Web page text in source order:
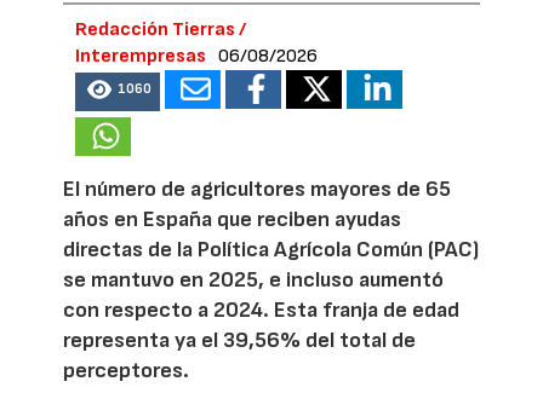
Redacción Tierras /
Interempresas
06/08/2026
1060
El número de agricultores mayores de 65
años en España que reciben ayudas
directas de la Política Agrícola Común (PAC)
se mantuvo en 2025, e incluso aumentó
con respecto a 2024. Esta franja de edad
representa ya el 39,56% del total de
perceptores.